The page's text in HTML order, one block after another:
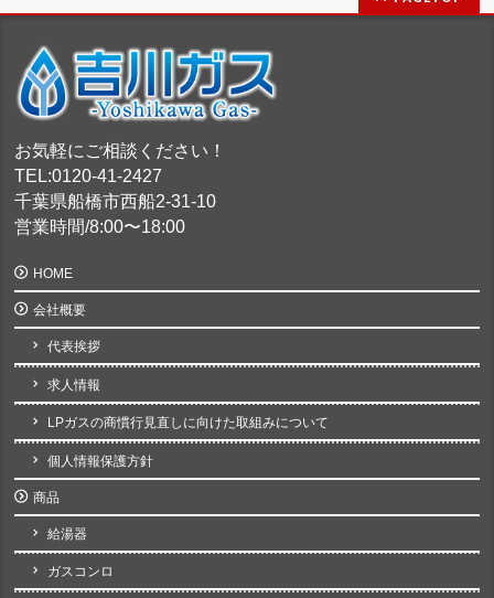
お気軽にご相談ください！
TEL:0120-41-2427
千葉県船橋市西船2-31-10
営業時間/8:00〜18:00
HOME
会社概要
代表挨拶
求人情報
LPガスの商慣行見直しに向けた取組みについて
個人情報保護方針
商品
給湯器
ガスコンロ